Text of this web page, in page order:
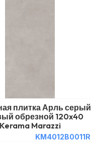
плитка Арль серый
обрезной 120x40
Kerama Marazzi
KM4012B0011R